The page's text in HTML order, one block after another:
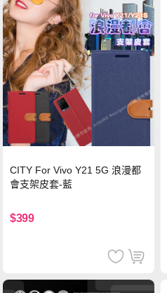
CITY For Vivo Y21 5G 浪漫都
會支架皮套-藍
$399